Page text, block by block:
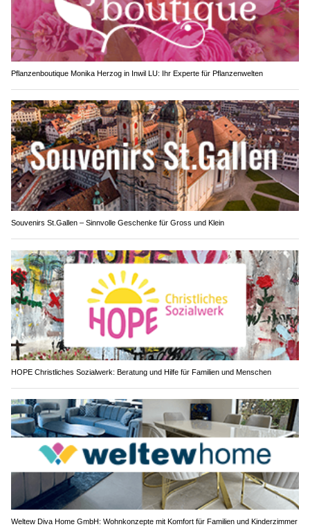
Pflanzenboutique Monika Herzog in Inwil LU: Ihr Experte für Pflanzenwelten
Souvenirs St.Gallen – Sinnvolle Geschenke für Gross und Klein
HOPE Christliches Sozialwerk: Beratung und Hilfe für Familien und Menschen
Weltew Diva Home GmbH: Wohnkonzepte mit Komfort für Familien und Kinderzimmer